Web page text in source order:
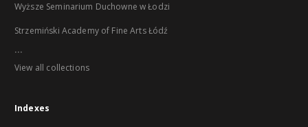
Wyższe Seminarium Duchowne w Łodzi
Strzemiński Academy of Fine Arts Łódź
...
View all collections
Indexes